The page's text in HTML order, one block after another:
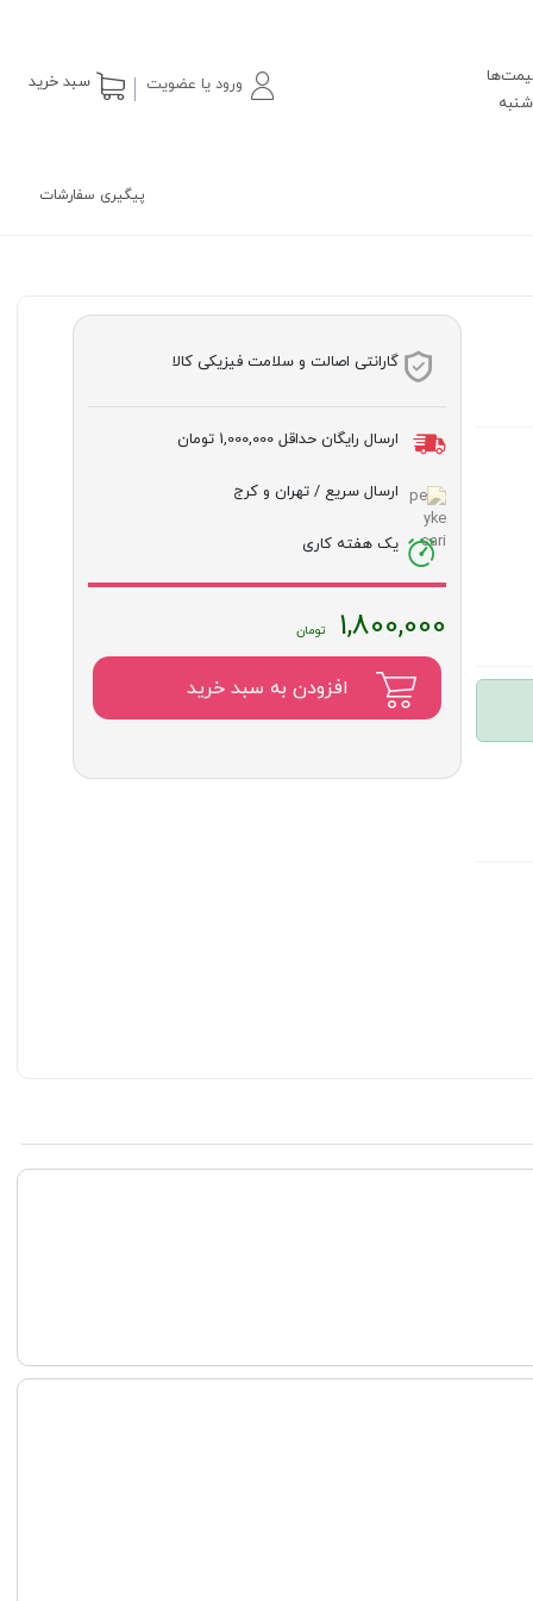
ورود یا عضویت سبد خرید
پیگیری سفارشات
گارانتی اصالت و سلامت فیزیکی کالا
ارسال رایگان حداقل 1,000,000 تومان
ارسال سریع / تهران و کرج
یک هفته کاری
1,800,000
افزودن به سبد خرید